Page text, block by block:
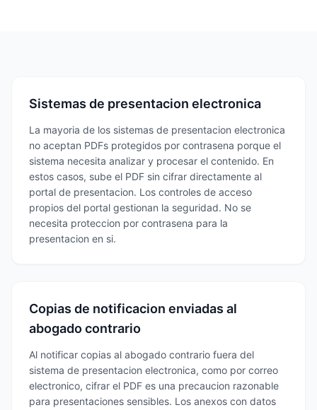
Sistemas de presentacion electronica
La mayoria de los sistemas de presentacion electronica
no aceptan PDFs protegidos por contrasena porque el
sistema necesita analizar y procesar el contenido. En
estos casos, sube el PDF sin cifrar directamente al
portal de presentacion. Los controles de acceso
propios del portal gestionan la seguridad. No se
necesita proteccion por contrasena para la
presentacion en si.
Copias de notificacion enviadas al
abogado contrario
Al notificar copias al abogado contrario fuera del
sistema de presentacion electronica, como por correo
electronico, cifrar el PDF es una precaucion razonable
para presentaciones sensibles. Los anexos con datos